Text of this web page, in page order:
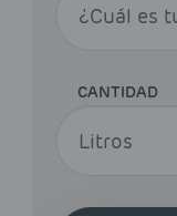
CANTIDAD